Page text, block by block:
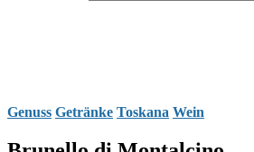
Genuss Getränke Toskana Wein